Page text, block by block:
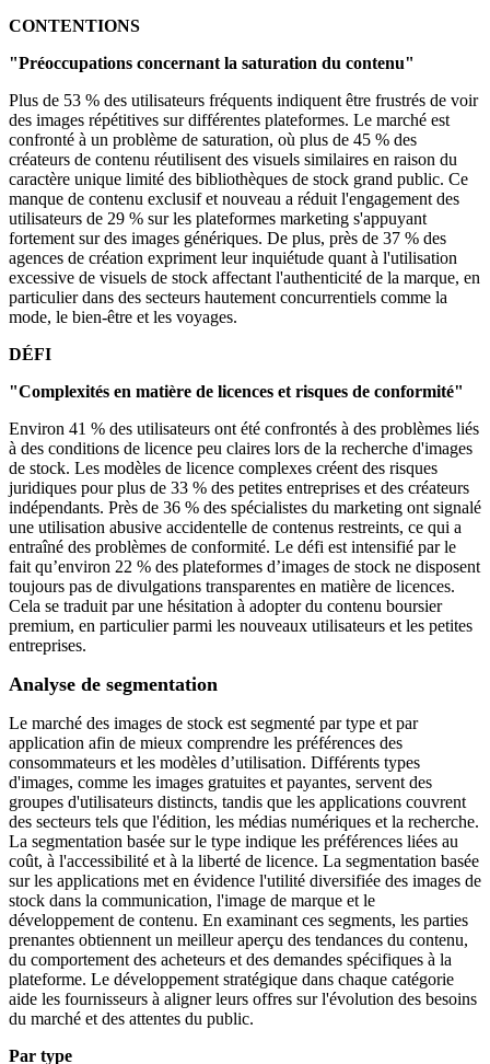
CONTENTIONS
"Préoccupations concernant la saturation du contenu"
Plus de 53 % des utilisateurs fréquents indiquent être frustrés de voir
des images répétitives sur différentes plateformes. Le marché est
confronté à un problème de saturation, où plus de 45 % des
créateurs de contenu réutilisent des visuels similaires en raison du
caractère unique limité des bibliothèques de stock grand public. Ce
manque de contenu exclusif et nouveau a réduit l'engagement des
utilisateurs de 29 % sur les plateformes marketing s'appuyant
fortement sur des images génériques. De plus, près de 37 % des
agences de création expriment leur inquiétude quant à l'utilisation
excessive de visuels de stock affectant l'authenticité de la marque, en
particulier dans des secteurs hautement concurrentiels comme la
mode, le bien-être et les voyages.
DÉFI
"Complexités en matière de licences et risques de conformité"
Environ 41 % des utilisateurs ont été confrontés à des problèmes liés
à des conditions de licence peu claires lors de la recherche d'images
de stock. Les modèles de licence complexes créent des risques
juridiques pour plus de 33 % des petites entreprises et des créateurs
indépendants. Près de 36 % des spécialistes du marketing ont signalé
une utilisation abusive accidentelle de contenus restreints, ce qui a
entraîné des problèmes de conformité. Le défi est intensifié par le
fait qu’environ 22 % des plateformes d’images de stock ne disposent
toujours pas de divulgations transparentes en matière de licences.
Cela se traduit par une hésitation à adopter du contenu boursier
premium, en particulier parmi les nouveaux utilisateurs et les petites
entreprises.
Analyse de segmentation
Le marché des images de stock est segmenté par type et par
application afin de mieux comprendre les préférences des
consommateurs et les modèles d’utilisation. Différents types
d'images, comme les images gratuites et payantes, servent des
groupes d'utilisateurs distincts, tandis que les applications couvrent
des secteurs tels que l'édition, les médias numériques et la recherche.
La segmentation basée sur le type indique les préférences liées au
coût, à l'accessibilité et à la liberté de licence. La segmentation basée
sur les applications met en évidence l'utilité diversifiée des images de
stock dans la communication, l'image de marque et le
développement de contenu. En examinant ces segments, les parties
prenantes obtiennent un meilleur aperçu des tendances du contenu,
du comportement des acheteurs et des demandes spécifiques à la
plateforme. Le développement stratégique dans chaque catégorie
aide les fournisseurs à aligner leurs offres sur l'évolution des besoins
du marché et des attentes du public.
Par type